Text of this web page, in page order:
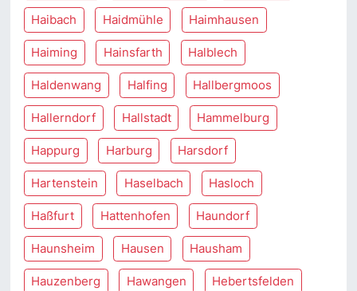
Haibach Haidmühle Haimhausen
Haiming Hainsfarth Halblech
Haldenwang Halfing Hallbergmoos
Hallerndorf Hallstadt Hammelburg
Happurg Harburg Harsdorf
Hartenstein Haselbach Hasloch
Haßfurt Hattenhofen Haundorf
Haunsheim Hausen Hausham
Hauzenberg Hawangen Hebertsfelden